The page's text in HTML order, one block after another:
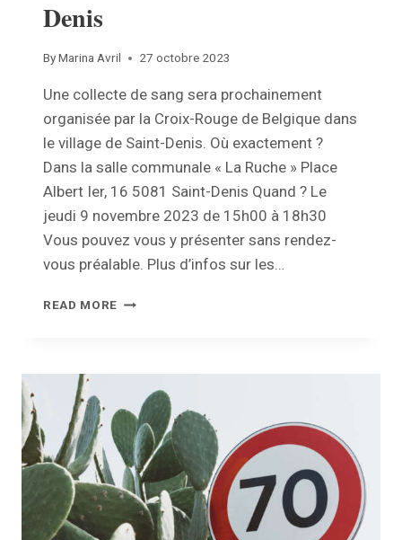
Denis
ByMarina Avril 27 octobre 2023
Une collecte de sang sera prochainement
organisée par la Croix-Rouge de Belgique dans
le village de Saint-Denis. Où exactement ?
Dans la salle communale « La Ruche » Place
Albert Ier, 16 5081 Saint-Denis Quand ? Le
jeudi 9 novembre 2023 de 15h00 à 18h30
Vous pouvez vous y présenter sans rendez-
vous préalable. Plus d’infos sur les…
READ MORE COLLECTE
SAINT-
DENIS